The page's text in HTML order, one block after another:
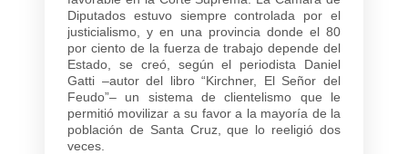
Diputados estuvo siempre controlada por el
justicialismo, y en una provincia donde el 80
por ciento de la fuerza de trabajo depende del
Estado, se creó, según el periodista Daniel
Gatti –autor del libro “Kirchner, El Señor del
Feudo”– un sistema de clientelismo que le
permitió movilizar a su favor a la mayoría de la
población de Santa Cruz, que lo reeligió dos
veces.